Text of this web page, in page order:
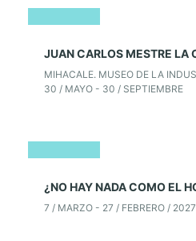
mayo
2026
30 / MAYO - 30 / SEPTIEMBRE
marzo
2026
7 / MARZO - 27 / FEBRERO / 2027